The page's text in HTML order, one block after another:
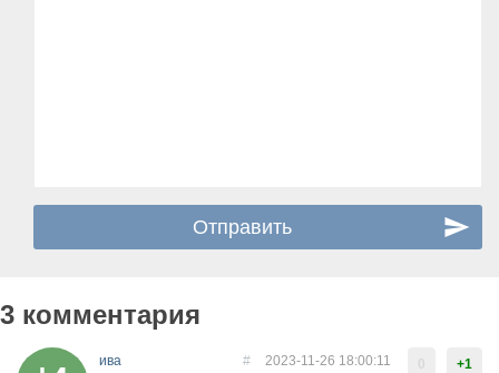
3 комментария
ива +1
2023-11-26 18:00:11
#